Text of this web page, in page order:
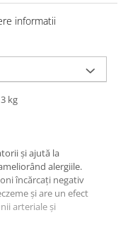
informatii
kg
și ajută la
alergiile.
încărcați negativ
și are un efect
arteriale și